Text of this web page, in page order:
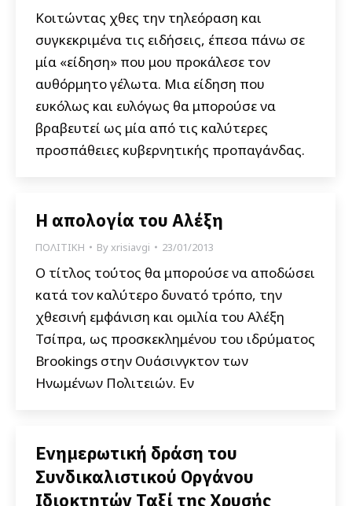
Κοιτώντας χθες την τηλεόραση και
συγκεκριμένα τις ειδήσεις, έπεσα πάνω σε
μία «είδηση» που μου προκάλεσε τον
αυθόρμητο γέλωτα. Μια είδηση που
ευκόλως και ευλόγως θα μπορούσε να
βραβευτεί ως μία από τις καλύτερες
προσπάθειες κυβερνητικής προπαγάνδας.
Η απολογία του Αλέξη
ΠΟΛΙΤΙΚΗ Byxrisiavgi 23/01/2013
Ο τίτλος τούτος θα μπορούσε να αποδώσει
κατά τον καλύτερο δυνατό τρόπο, την
χθεσινή εμφάνιση και ομιλία του Αλέξη
Τσίπρα, ως προσκεκλημένου του ιδρύματος
Brookings στην Ουάσινγκτον των
Ηνωμένων Πολιτειών. Εν
Ενημερωτική δράση του
Συνδικαλιστικού Οργάνου
Ιδιοκτητών Ταξί της Χρυσής